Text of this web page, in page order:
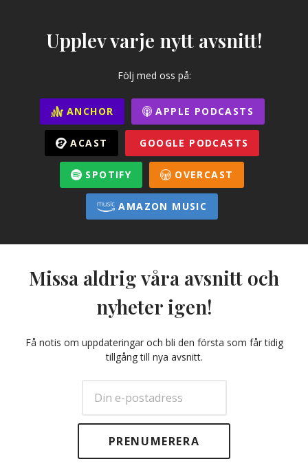
Upplev varje nytt avsnitt!
Följ med oss på:
ANCHOR APPLE PODCASTS
ACAST GOOGLE PODCASTS
SPOTIFY OVERCAST
AMAZON MUSIC
Missa aldrig våra avsnitt och
nyheter igen!
Få notis om uppdateringar och bli den första som får tidig
tillgång till nya avsnitt.